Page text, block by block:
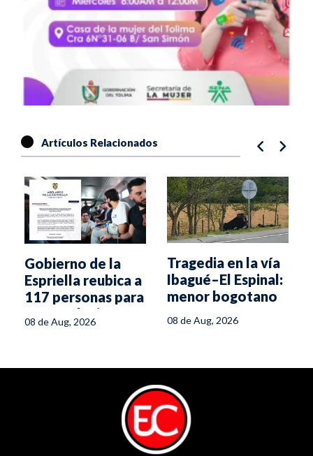
Artículos Relacionados
Gobierno de la
Espriella reubica a
117 personas para
frenar el crimen
desde las cárceles
08 de Aug, 2026
Tragedia en la vía
Ibagué–El Espinal:
menor bogotano
volcamiento
08 de Aug, 2026